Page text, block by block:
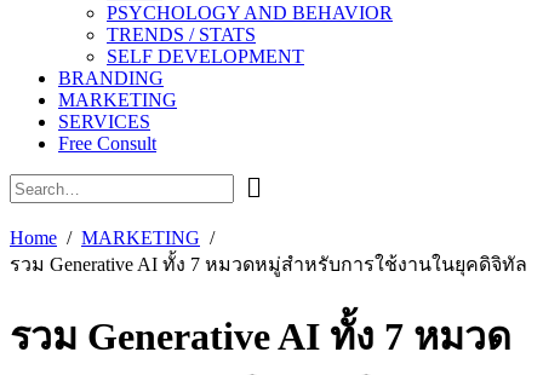
PSYCHOLOGY AND BEHAVIOR
TRENDS / STATS
SELF DEVELOPMENT
BRANDING
MARKETING
SERVICES
Free Consult
Home
MARKETING
รวม Generative AI ทั้ง 7 หมวดหมู่สำหรับการใช้งานในยุคดิจิทัล
รวม Generative AI ทั้ง 7 หมวด